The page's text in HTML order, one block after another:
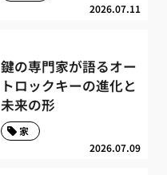
2026.07.11
鍵の専門家が語るオー
トロックキーの進化と
未来の形
2026.07.09
家